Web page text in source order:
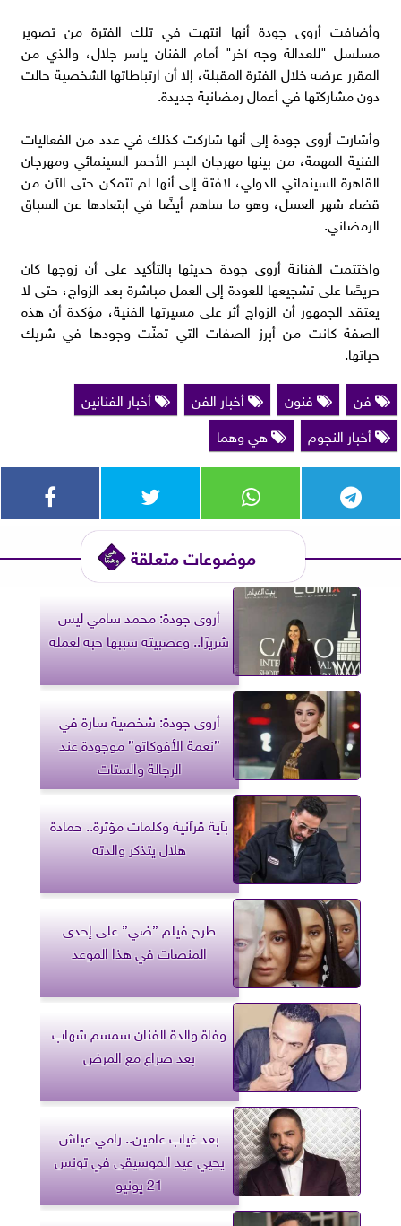
وأضافت أروى جودة أنها انتهت في تلك الفترة من تصوير
مسلسل "للعدالة وجه آخر" أمام الفنان ياسر جلال، والذي من
المقرر عرضه خلال الفترة المقبلة، إلا أن ارتباطاتها الشخصية حالت
دون مشاركتها في أعمال رمضانية جديدة.
وأشارت أروى جودة إلى أنها شاركت كذلك في عدد من الفعاليات
الفنية المهمة، من بينها مهرجان البحر الأحمر السينمائي ومهرجان
القاهرة السينمائي الدولي، لافتة إلى أنها لم تتمكن حتى الآن من
قضاء شهر العسل، وهو ما ساهم أيضًا في ابتعادها عن السباق
الرمضاني.
واختتمت الفنانة أروى جودة حديثها بالتأكيد على أن زوجها كان
حريصًا على تشجيعها للعودة إلى العمل مباشرة بعد الزواج، حتى لا
يعتقد الجمهور أن الزواج أثر على مسيرتها الفنية، مؤكدة أن هذه
الصفة كانت من أبرز الصفات التي تمنّت وجودها في شريك
حياتها.
فن
فنون أخبار الفن
أخبار الفنانين
أخبار النجوم
هي وهما
موضوعات متعلقة
أروى جودة: محمد سامي ليس
شريرًا.. وعصبيته سببها حبه لعمله
أروى جودة: شخصية سارة في
”نعمة الأفوكاتو” موجودة عند
الرجالة والستات
بآية قرآنية وكلمات مؤثرة.. حمادة
هلال يتذكر والدته
طرح فيلم ”ضي” على إحدى
المنصات في هذا الموعد
وفاة والدة الفنان سمسم شهاب
بعد صراع مع المرض
بعد غياب عامين.. رامي عياش
يحيي عيد الموسيقى في تونس
21 يونيو